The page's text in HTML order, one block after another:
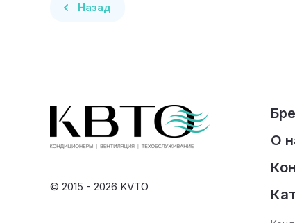
Назад
© 2015 - 2026 KVTO
О